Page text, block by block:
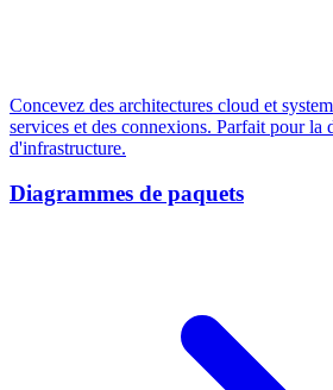
Concevez des architectures cloud et
services et des connexions. Parfait pour la
d'infrastructure.
Diagrammes de paquets